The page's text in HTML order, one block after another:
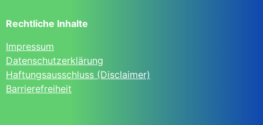
Rechtliche Inhalte
Impressum
Datenschutzerklärung
Haftungsausschluss (Disclaimer)
Barrierefreiheit